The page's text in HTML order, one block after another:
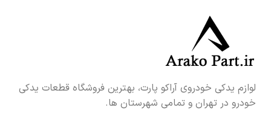
لوازم یدکی خودروی آراکو پارت، بهترین فروشگاه قطعات یدکی
خودرو در تهران و تمامی شهرستان ها.